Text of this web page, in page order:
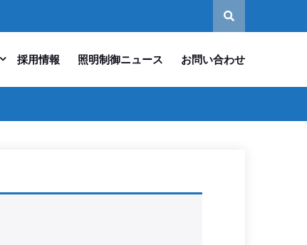
採用情報 照明制御ニュース お問い合わせ